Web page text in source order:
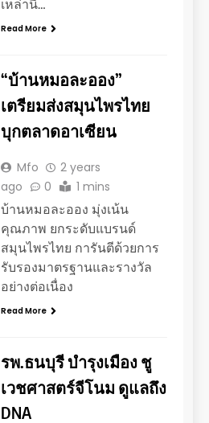
เหล่านี้…
Read More
“บ้านหมอละออง”
เตรียมส่งสมุนไพรไทย
บุกตลาดอาเซียน
Mfo
2 years
ago
0 1 mins
บ้านหมอละออง มุ่งเน้น
คุณภาพ ยกระดับแบรนด์
สมุนไพรไทย การันตีด้วยการ
รับรองมาตรฐานและรางวัล
อย่างต่อเนื่อง
Read More
รพ.ธนบุรี บำรุงเมือง ชู
เวชศาสตร์จีโนม ดูแลถึง
DNA